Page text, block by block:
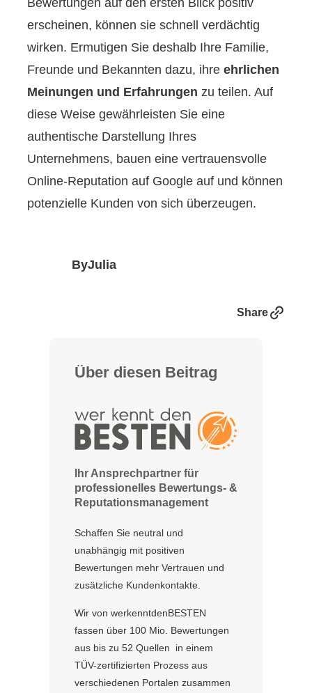
Bewertungen auf den ersten Blick positiv
erscheinen, können sie schnell verdächtig
wirken. Ermutigen Sie deshalb Ihre Familie,
Freunde und Bekannten dazu, ihre ehrlichen
Meinungen und Erfahrungen zu teilen. Auf
diese Weise gewährleisten Sie eine
authentische Darstellung Ihres
Unternehmens, bauen eine vertrauensvolle
Online-Reputation auf Google auf und können
potenzielle Kunden von sich überzeugen.
ByJulia
ShareLink
Über diesen Beitrag
Ihr Ansprechpartner für
professionelles Bewertungs- &
Reputationsmanagement
Schaffen Sie neutral und
unabhängig mit positiven
Bewertungen mehr Vertrauen und
zusätzliche Kundenkontakte.
Wir von werkenntdenBESTEN
fassen über 100 Mio. Bewertungen
aus bis zu 52 Quellen in einem
TÜV-zertifizierten Prozess aus
verschiedenen Portalen zusammen